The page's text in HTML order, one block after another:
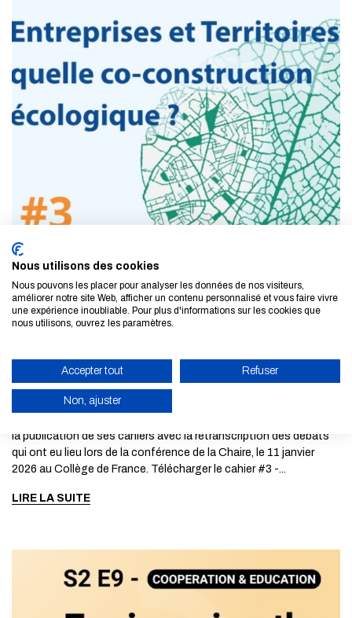
ACTIVER LE MODE ÉCO
ANNULER
LE 30 AVR. 2026
La Chaire Économie de la Transition
écologique urbaine publie son Cahier #3
la publication de ses cahiers avec la retranscription des débats
qui ont eu lieu lors de la conférence de la Chaire, le 11 janvier
2026 au Collège de France. Télécharger le cahier #3 -...
LIRE LA SUITE
Nous utilisons des cookies
Nous pouvons les placer pour analyser les données de nos visiteurs,
améliorer notre site Web, afficher un contenu personnalisé et vous faire vivre
une expérience inoubliable. Pour plus d'informations sur les cookies que
nous utilisons, ouvrez les paramètres.
Accepter tout Refuser
Non, ajuster